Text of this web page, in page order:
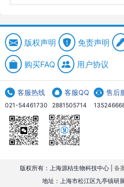
版权声明 免责声明
购买FAQ 用户协议
客服热线
021-54461730
客服QQ
2881505714
售后
版权所有：上海源桔生物科技中心 | 备
地址：上海市松江区九亭镇研